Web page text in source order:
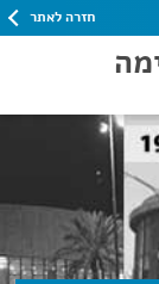
חזרה לאתר